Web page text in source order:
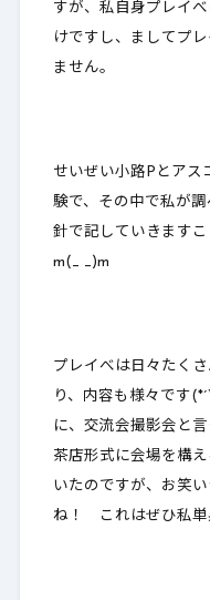
すが、私自身プレイ
けですし、ましてプ
ません。
せいぜい小路Pとアス
験で、その中で私が
針で記していきます
m(_ _)m
プレイべは日々たく
り、内容も様々です
に、交流会撮影会と
茶店形式に会場を構
いたのですが、お笑
ね！ これはぜひ私単